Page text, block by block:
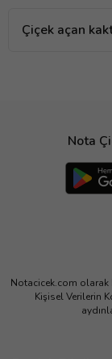
Çiçek açan
Nota
Notacicek.com olarak
Kişisel Verilerin